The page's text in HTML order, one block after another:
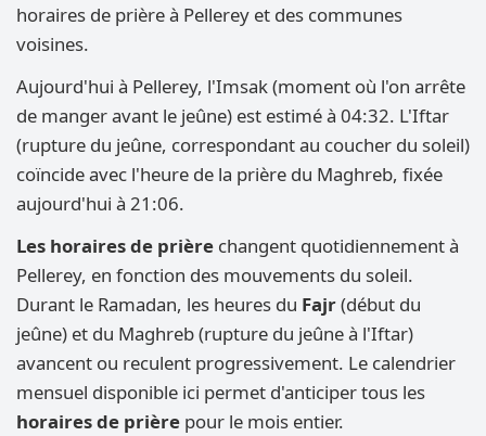
horaires de prière à Pellerey et des communes
voisines.
Aujourd'hui à Pellerey, l'Imsak (moment où l'on arrête
de manger avant le jeûne) est estimé à 04:32. L'Iftar
(rupture du jeûne, correspondant au coucher du soleil)
coïncide avec l'heure de la prière du Maghreb, fixée
aujourd'hui à 21:06.
Les horaires de prière changent quotidiennement à
Pellerey, en fonction des mouvements du soleil.
Durant le Ramadan, les heures du Fajr(début du
jeûne) et du Maghreb (rupture du jeûne à l'Iftar)
avancent ou reculent progressivement. Le calendrier
mensuel disponible ici permet d'anticiper tous les
horaires de prière pour le mois entier.